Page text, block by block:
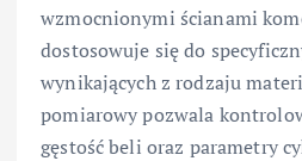
wzmocnionymi ścianami
dostosowuje się do
wynikających z rodzaju
pomiarowy pozwala
gęstość beli oraz parametry